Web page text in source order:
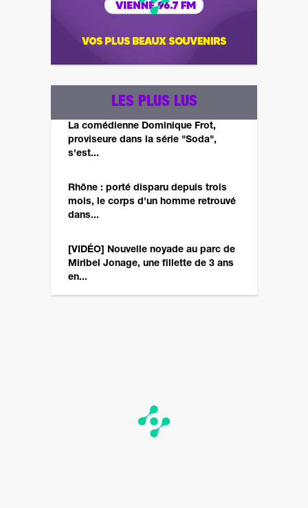
LES PLUS LUS
La comédienne Dominique Frot,
proviseure dans la série "Soda",
s'est...
Rhône : porté disparu depuis trois
mois, le corps d'un homme retrouvé
dans...
[VIDÉO] Nouvelle noyade au parc de
Miribel Jonage, une fillette de 3 ans
en...